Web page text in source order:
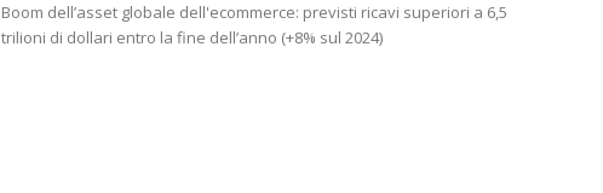
Boom dell’asset globale dell'ecommerce: previsti ricavi superiori a 6,5
trilioni di dollari entro la fine dell’anno (+8% sul 2024)